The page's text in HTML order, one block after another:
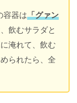
容器は「グァン
飲むサラダと
淹れて、飲む
られたら、全